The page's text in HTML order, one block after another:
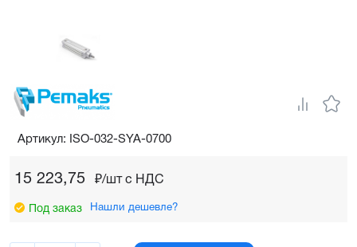
15 223,75 ₽/шт c НДС
Под заказ Нашли дешевле?
Артикул: ISO-032-SYA-0700